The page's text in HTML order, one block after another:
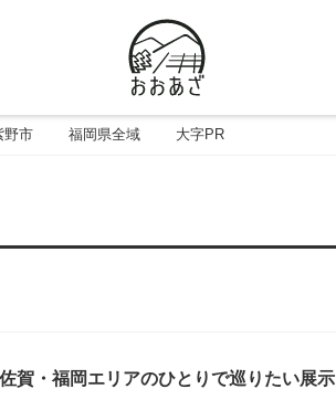
野市 福岡県全域 大字PR
賀・福岡エリアのひとりで巡りたい展示